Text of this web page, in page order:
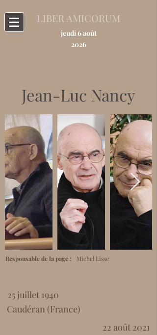
LIBER AMICORUM
jeudi 6 août
2026
Jean-Luc Nancy
Michel Lisse
Responsable de la page :
25 juillet 1940
Caudéran (France)
22 août 2021